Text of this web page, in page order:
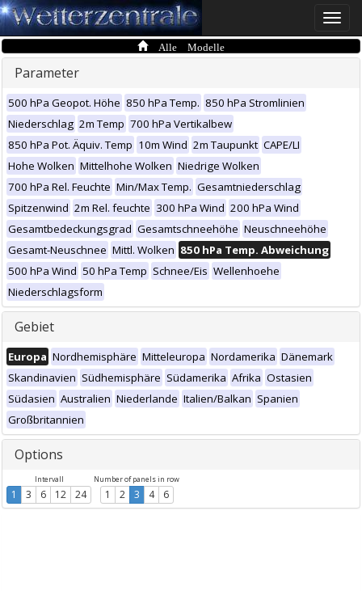
Toggle
Alle Modelle
Parameter
500 hPa Geopot. Höhe 850 hPa Temp. 850 hPa Stromlinien
Niederschlag 2m Temp 700 hPa Vertikalbew
850 hPa Pot. Äquiv. Temp 10m Wind 2m Taupunkt CAPE/LI
Hohe Wolken Mittelhohe Wolken Niedrige Wolken
700 hPa Rel. Feuchte Min/Max Temp. Gesamtniederschlag
Spitzenwind 2m Rel. feuchte 300 hPa Wind 200 hPa Wind
Gesamtbedeckungsgrad Gesamtschneehöhe Neuschneehöhe
Gesamt-Neuschnee Mittl. Wolken 850 hPa Temp. Abweichung
500 hPa Wind 50 hPa Temp Schnee/Eis Wellenhoehe
Niederschlagsform
Gebiet
Europa Nordhemisphäre Mitteleuropa Nordamerika Dänemark
Skandinavien Südhemisphäre Südamerika Afrika Ostasien
Südasien Australien Niederlande Italien/Balkan Spanien
Großbritannien
Options
Intervall
1 3 6 12 24
Number of panels in row
1 2 3 4 6